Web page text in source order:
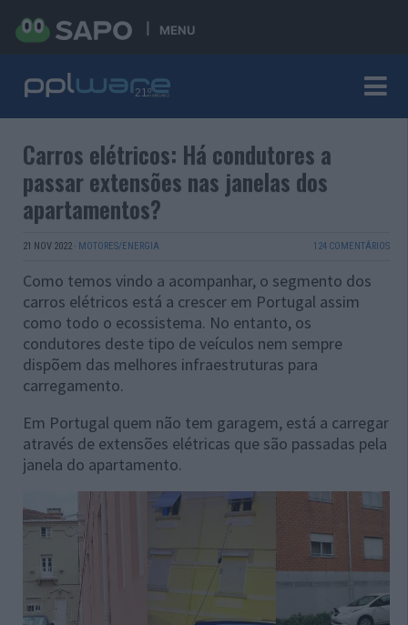
MENU
Carros elétricos: Há condutores a
passar extensões nas janelas dos
apartamentos?
21 NOV 2022 · MOTORES/ENERGIA 124 COMENTÁRIOS
Como temos vindo a acompanhar, o segmento dos
carros elétricos está a crescer em Portugal assim
como todo o ecossistema. No entanto, os
condutores deste tipo de veículos nem sempre
dispõem das melhores infraestruturas para
carregamento.
Em Portugal quem não tem garagem, está a carregar
através de extensões elétricas que são passadas pela
janela do apartamento.